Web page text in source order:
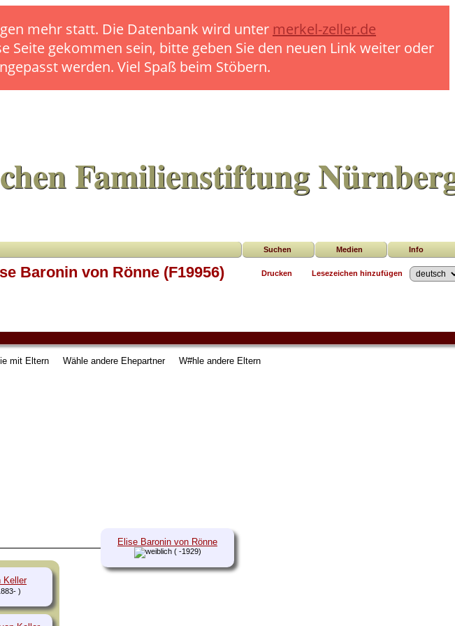
mehr statt. Die Datenbank wird unter merkel-zeller.de
gekommen sein, bitte geben Sie den neuen Link weiter oder
werden. Viel Spaß beim Stöbern.
Familienstiftung
Suchen Medien Info
Drucken Lesezeichen hinzufügen
Baronin von Rönne (F19956)
mit Eltern Wähle andere Ehepartner W#hle andere Eltern
Elise Baronin von Rönne
( -1929)
Keller
)